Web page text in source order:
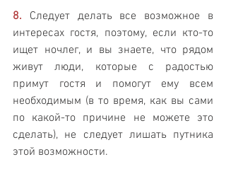
8. Следует делать все возможное в
интересах гостя, поэтому, если кто-то
ищет ночлег, и вы знаете, что рядом
живут люди, которые с радостью
примут гостя и помогут ему всем
необходимым (в то время, как вы сами
по какой-то причине не можете это
сделать), не следует лишать путника
этой возможности.